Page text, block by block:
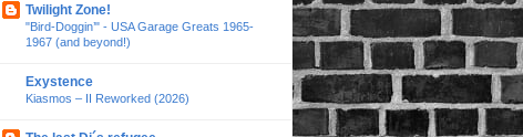
Twilight Zone!
"Bird-Doggin’" - USA Garage Greats 1965-
1967 (and beyond!)
Exystence
Kiasmos – II Reworked (2026)